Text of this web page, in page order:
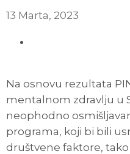
13 Marta, 2023
Na osnovu rezultata
mentalnom zdravlju u
neophodno
programa, koji bi bili
društvene faktore,